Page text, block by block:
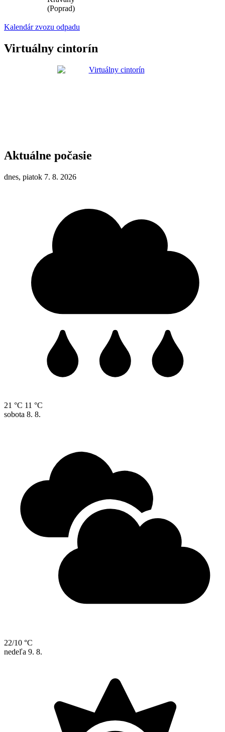
(Poprad)
Kalendár zvozu odpadu
Virtuálny cintorín
Aktuálne počasie
dnes, piatok 7. 8. 2026
21 °C 11 °C
sobota 8. 8.
22/10 °C
nedeľa 9. 8.